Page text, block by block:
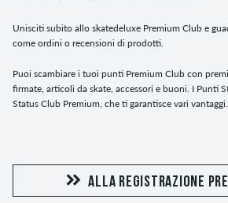
Unisciti subito allo skatedeluxe Premium Club e
come ordini o recensioni di prodotti.
Puoi scambiare i tuoi punti Premium Club con
firmate, articoli da skate, accessori e buoni. I Punti
Status Club Premium, che ti garantisce vari vantaggi.
ALLA REGISTRAZIONE